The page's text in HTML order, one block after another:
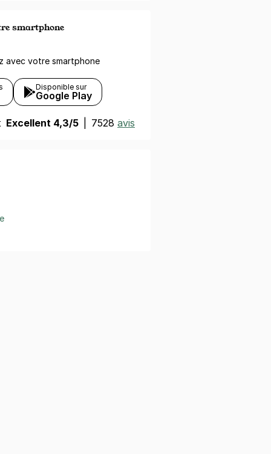
smartphone
avec votre smartphone
Disponible sur
Google Play
Excellent 4,3/5 7528 avis